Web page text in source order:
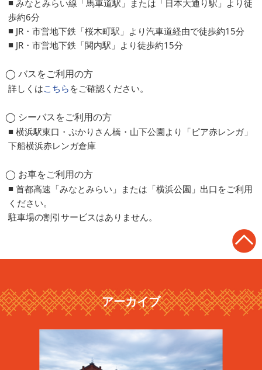
■ みなとみらい線「馬車道駅」または「日本大通り駅」より徒
歩約6分
■ JR・市営地下鉄「桜木町駅」より汽車道経由で徒歩約15分
■ JR・市営地下鉄「関内駅」より徒歩約15分
◯ バスをご利用の方
詳しくはこちら をご確認ください。
◯ シーバスをご利用の方
■ 横浜駅東口・ぷかりさん橋・山下公園より「ピア赤レンガ」
下船横浜赤レンガ倉庫
◯ お車をご利用の方
■ 首都高速「みなとみらい」または「横浜公園」出口をご利用
ください。
駐車場の割引サービスはありません。
アーカイブ